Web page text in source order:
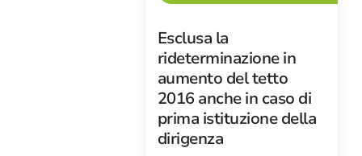
Esclusa la
rideterminazione in
aumento del tetto
2016 anche in caso di
prima istituzione della
dirigenza